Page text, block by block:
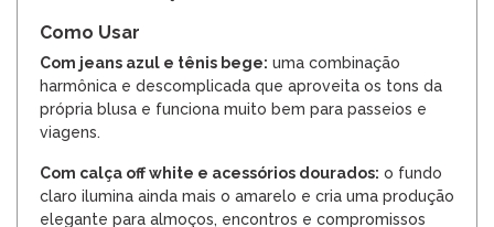
Como Usar
Com jeans azul e tênis bege: uma combinação
harmônica e descomplicada que aproveita os tons da
própria blusa e funciona muito bem para passeios e
viagens.
Com calça off white e acessórios dourados: o fundo
claro ilumina ainda mais o amarelo e cria uma produção
elegante para almoços, encontros e compromissos